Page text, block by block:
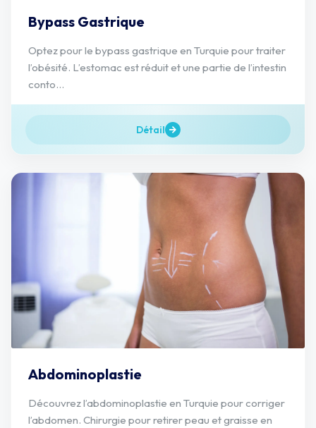
Bypass Gastrique
Optez pour le bypass gastrique en Turquie pour traiter
l’obésité. L’estomac est réduit et une partie de l’intestin
conto...
Détail
Abdominoplastie
Découvrez l’abdominoplastie en Turquie pour corriger
l’abdomen. Chirurgie pour retirer peau et graisse en